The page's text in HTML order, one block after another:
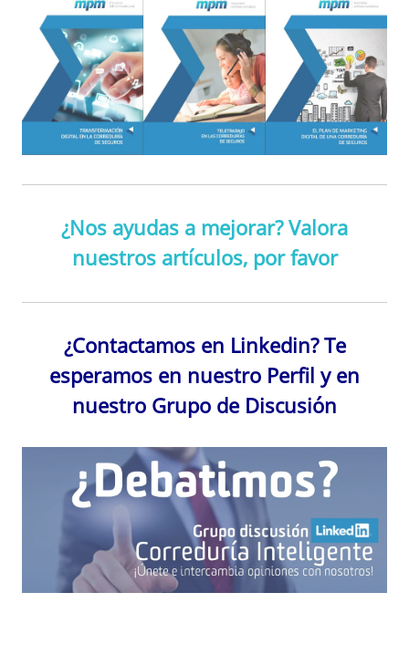
¿Nos ayudas a mejorar? Valora
nuestros artículos, por favor
¿Contactamos en Linkedin? Te
esperamos en nuestro Perfil y en
nuestro Grupo de Discusión